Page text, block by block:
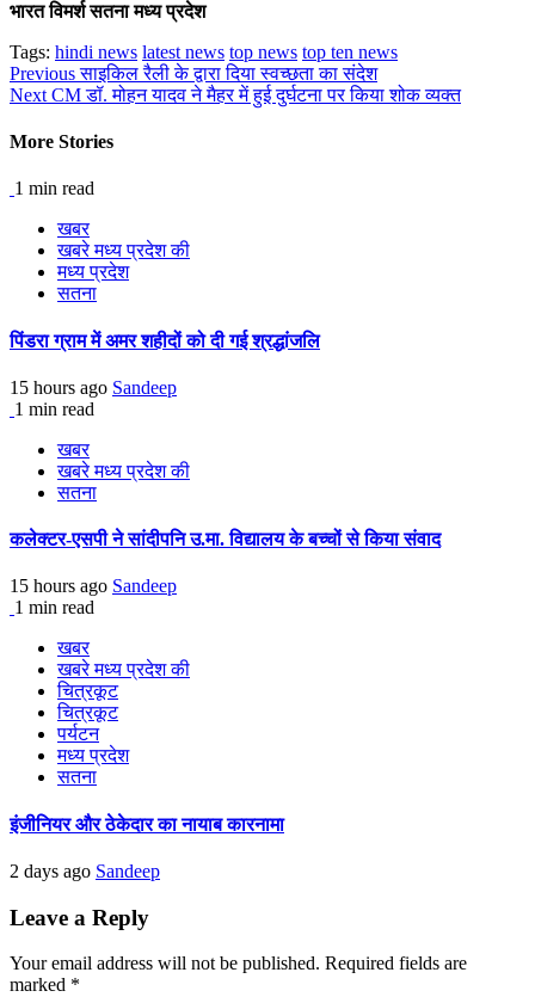
भारत विमर्श सतना मध्य प्रदेश
Tags: hindi news latest news top news top ten news
Continue
Reading
Previousसाइकिल रैली के द्वारा दिया स्वच्छता का संदेश
Next CM डॉ. मोहन यादव ने मैहर में हुई दुर्घटना पर किया शोक व्यक्त
More Stories
1 min read
खबर
खबरे मध्य प्रदेश की
मध्य प्रदेश
सतना
पिंडरा ग्राम में अमर शहीदों को दी गई श्रद्धांजलि
15 hours ago Sandeep
1 min read
खबर
खबरे मध्य प्रदेश की
सतना
कलेक्टर-एसपी ने सांदीपनि उ.मा. विद्यालय के बच्चों से किया संवाद
15 hours ago Sandeep
1 min read
खबर
खबरे मध्य प्रदेश की
चित्रकूट
चित्रकूट
पर्यटन
मध्य प्रदेश
सतना
इंजीनियर और ठेकेदार का नायाब कारनामा
2 days ago Sandeep
Leave a Reply
Your email address will not be published. Required fields are
marked *